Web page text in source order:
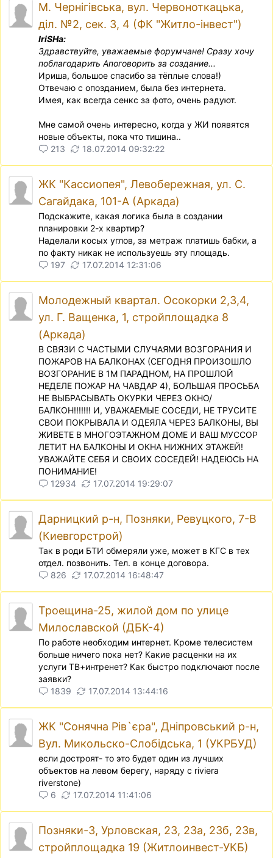
М. Чернігівська, вул. Червоноткацька,
діл. №2, сек. 3, 4 (ФК "Житло-інвест")
IriSHa:
Здравствуйте, уважаемые форумчане! Сразу хочу
поблагодарить Апоговорить за создание...
Ириша, большое спасибо за тёплые слова!)
Отвечаю с опозданием, была без интернета.
Имея, как всегда сенкс за фото, очень радуют.
Мне самой очень интересно, когда у ЖИ появятся
новые объекты, пока что тишина..
213
18.07.2014 09:32:22
ЖК "Кассиопея", Левобережная, ул. С.
Сагайдака, 101-А (Аркада)
Подскажите, какая логика была в создании
планировки 2-х квартир?
Наделали косых углов, за метраж платишь бабки, а
по факту никак не используешь эту площадь.
197
17.07.2014 12:31:06
Молодежный квартал. Осокорки 2,3,4,
ул. Г. Ващенка, 1, стройплощадка 8
(Аркада)
В СВЯЗИ С ЧАСТЫМИ СЛУЧАЯМИ ВОЗГОРАНИЯ И
ПОЖАРОВ НА БАЛКОНАХ (СЕГОДНЯ ПРОИЗОШЛО
ВОЗГОРАНИЕ В 1М ПАРАДНОМ, НА ПРОШЛОЙ
НЕДЕЛЕ ПОЖАР НА ЧАВДАР 4), БОЛЬШАЯ ПРОСЬБА
НЕ ВЫБРАСЫВАТЬ ОКУРКИ ЧЕРЕЗ ОКНО/
БАЛКОН!!!!!!! И, УВАЖАЕМЫЕ СОСЕДИ, НЕ ТРУСИТЕ
СВОИ ПОКРЫВАЛА И ОДЕЯЛА ЧЕРЕЗ БАЛКОНЫ, ВЫ
ЖИВЕТЕ В МНОГОЭТАЖНОМ ДОМЕ И ВАШ МУССОР
ЛЕТИТ НА БАЛКОНЫ И ОКНА НИЖНИХ ЭТАЖЕЙ!
УВАЖАЙТЕ СЕБЯ И СВОИХ СОСЕДЕЙ! НАДЕЮСЬ НА
ПОНИМАНИЕ!
12934
17.07.2014 19:29:07
Дарницкий р-н, Позняки, Ревуцкого, 7-В
(Киевгорстрой)
Так в роди БТИ обмеряли уже, может в КГС в тех
отдел. позвонить. Тел. в конце договора.
826
17.07.2014 16:48:47
Троещина-25, жилой дом по улице
Милославской (ДБК-4)
По работе необходим интернет. Кроме телесистем
больше ничего пока нет? Какие расценки на их
услуги ТВ+интренет? Как быстро подключают после
заявки?
1839
17.07.2014 13:44:16
ЖК "Сонячна Рів`єра", Днiпровський р-н,
Вул. Микольско-Слобiдська, 1 (УКРБУД)
если достроят- то это будет один из лучших
объектов на левом берегу, наряду с riviera
riverstone)
6
17.07.2014 11:41:06
Позняки-3, Урловская, 23, 23а, 23б, 23в,
стройплощадка 19 (Житлоинвест-УКБ)